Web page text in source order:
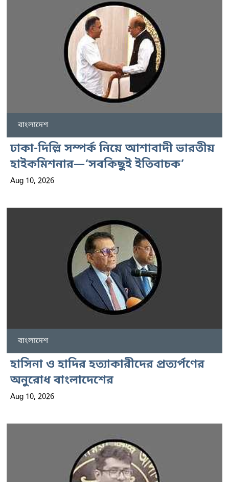
বাংলাদেশ
ঢাকা-দিল্লি সম্পর্ক নিয়ে আশাবাদী ভারতীয়
হাইকমিশনার—‘সবকিছুই ইতিবাচক’
Aug 10, 2026
বাংলাদেশ
হাসিনা ও হাদির হত্যাকারীদের প্রত্যর্পণের
অনুরোধ বাংলাদেশের
Aug 10, 2026